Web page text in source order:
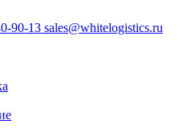
90-13 sales@whitelogistics.ru